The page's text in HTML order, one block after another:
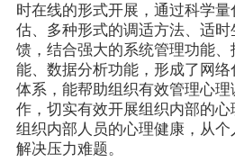
时在线的形式开展，通过科学量
估、多种形式的调适方法、适时
馈，结合强大的系统管理功能、
能、数据分析功能，形成了网络
体系，能帮助组织有效管理心理
作，切实有效开展组织内部的心
组织内部人员的心理健康，从个
解决压力难题。